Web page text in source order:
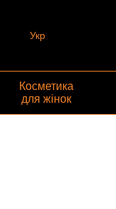
Укр
Косметика
для жінок